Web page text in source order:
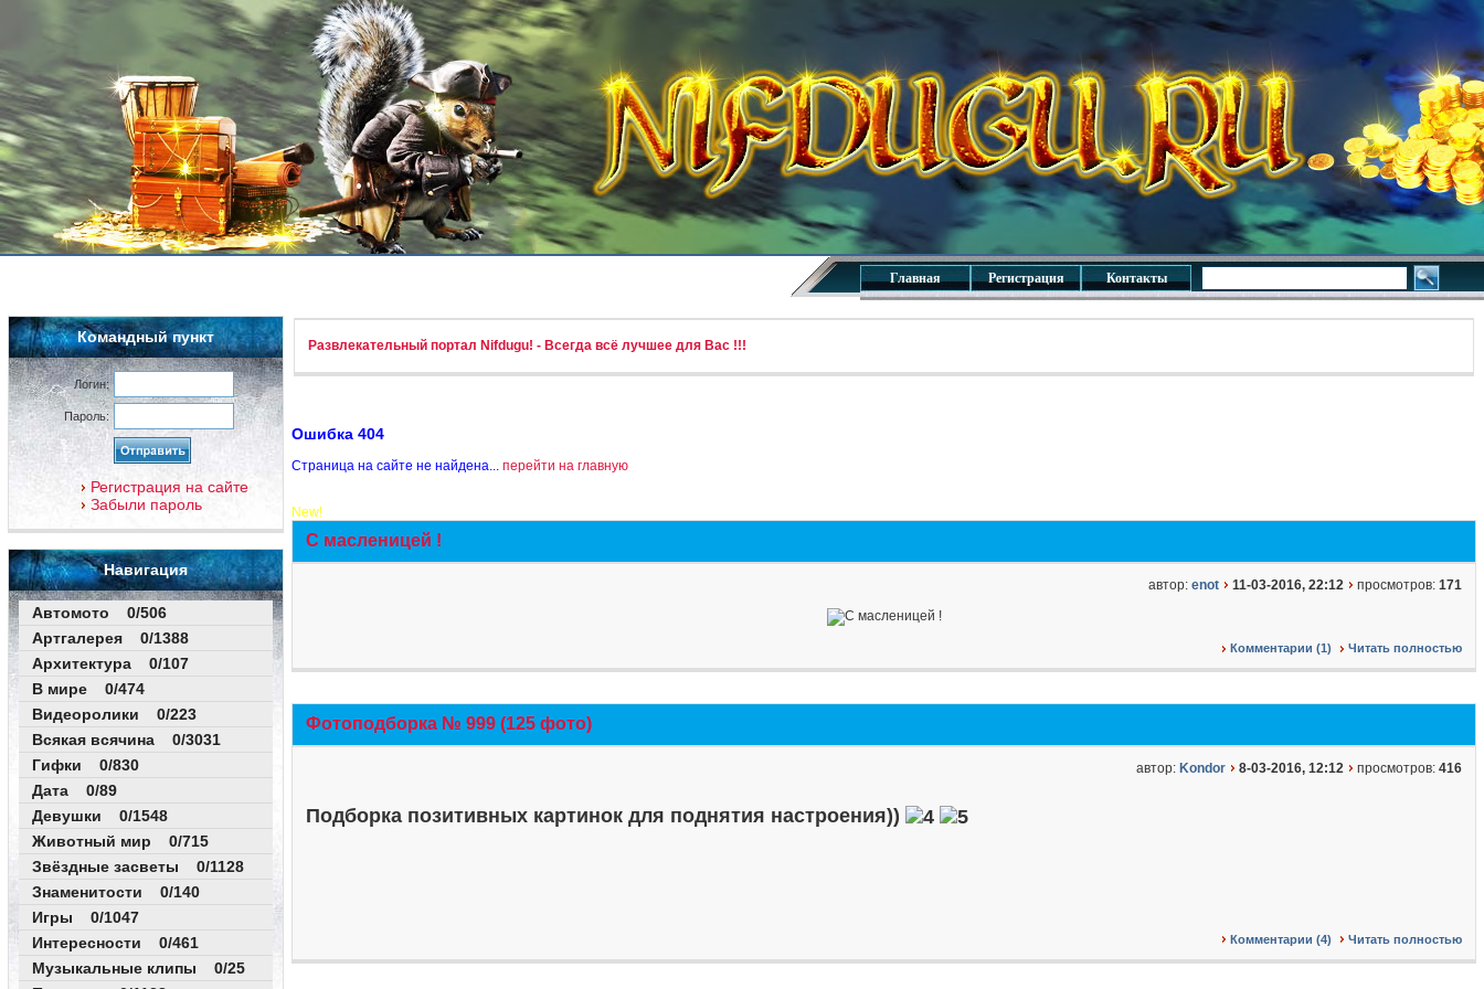
Главная Регистрация Контакты
Командный пункт
Логин:
Пароль:
Регистрация на сайте
Забыли пароль
Навигация
Автомото 0/506
Артгалерея 0/1388
Архитектура 0/107
В мире 0/474
Видеоролики 0/223
Всякая всячина 0/3031
Гифки 0/830
Дата 0/89
Девушки 0/1548
Животный мир 0/715
Звёздные засветы 0/1128
Знаменитости 0/140
Игры 0/1047
Интересности 0/461
Музыкальные клипы 0/25
Развлекательный портал Nifdugu! - Всегда всё лучшее для Вас !!!
Ошибка 404
Страница на сайте не найдена... перейти на главную
New!
С масленицей !
автор: enot 11-03-2016, 22:12 просмотров: 171
Комментарии (1) Читать полностью
Фотоподборка № 999 (125 фото)
автор: Kondor 8-03-2016, 12:12 просмотров: 416
Подборка позитивных картинок для поднятия настроения))
Комментарии (4) Читать полностью